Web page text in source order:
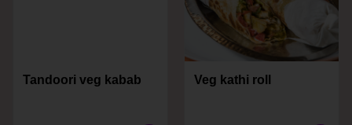
Tandoori veg kabab Veg kathi roll